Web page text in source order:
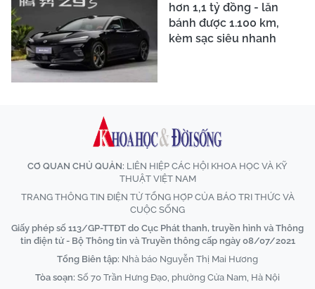
hơn 1,1 tỷ đồng - lăn
bánh được 1.100 km,
kèm sạc siêu nhanh
CƠ QUAN CHỦ QUẢN: LIÊN HIỆP CÁC HỘI KHOA HỌC VÀ KỸ
THUẬT VIỆT NAM
TRANG THÔNG TIN ĐIỆN TỬ TỔNG HỢP CỦA BÁO TRI THỨC VÀ
CUỘC SỐNG
Giấy phép số 113/GP-TTĐT do Cục Phát thanh, truyền hình và Thông
tin điện tử - Bộ Thông tin và Truyền thông cấp ngày 08/07/2021
Tổng Biên tập: Nhà báo Nguyễn Thị Mai Hương
Tòa soạn: Số 70 Trần Hưng Đạo, phường Cửa Nam, Hà Nội